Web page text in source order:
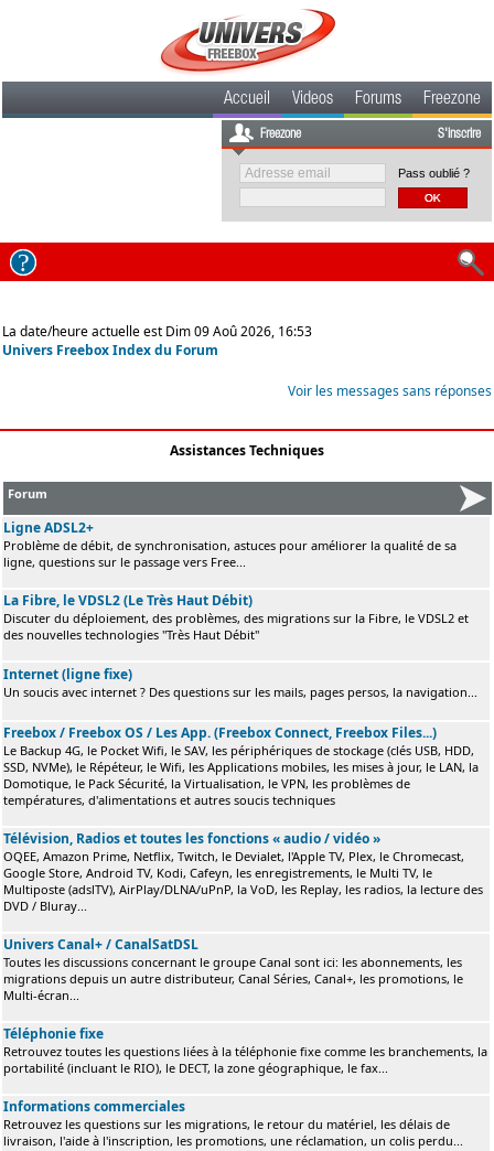
Accueil Videos Forums Freezone
Freezone S'inscrire
Pass oublié ?
La date/heure actuelle est Dim 09 Aoû 2026, 16:53
Univers Freebox Index du Forum
Voir les messages sans réponses
Assistances Techniques
Forum
Ligne ADSL2+
Problème de débit, de synchronisation, astuces pour améliorer la qualité de sa
ligne, questions sur le passage vers Free...
La Fibre, le VDSL2 (Le Très Haut Débit)
Discuter du déploiement, des problèmes, des migrations sur la Fibre, le VDSL2 et
des nouvelles technologies "Très Haut Débit"
Internet (ligne fixe)
Un soucis avec internet ? Des questions sur les mails, pages persos, la navigation...
Freebox / Freebox OS / Les App. (Freebox Connect, Freebox Files...)
Le Backup 4G, le Pocket Wifi, le SAV, les périphériques de stockage (clés USB, HDD,
SSD, NVMe), le Répéteur, le Wifi, les Applications mobiles, les mises à jour, le LAN, la
Domotique, le Pack Sécurité, la Virtualisation, le VPN, les problèmes de
températures, d'alimentations et autres soucis techniques
Télévision, Radios et toutes les fonctions « audio / vidéo »
OQEE, Amazon Prime, Netflix, Twitch, le Devialet, l'Apple TV, Plex, le Chromecast,
Google Store, Android TV, Kodi, Cafeyn, les enregistrements, le Multi TV, le
Multiposte (adslTV), AirPlay/DLNA/uPnP, la VoD, les Replay, les radios, la lecture des
DVD / Bluray...
Univers Canal+ / CanalSatDSL
Toutes les discussions concernant le groupe Canal sont ici: les abonnements, les
migrations depuis un autre distributeur, Canal Séries, Canal+, les promotions, le
Multi-écran...
Téléphonie fixe
Retrouvez toutes les questions liées à la téléphonie fixe comme les branchements, la
portabilité (incluant le RIO), le DECT, la zone géographique, le fax...
Informations commerciales
Retrouvez les questions sur les migrations, le retour du matériel, les délais de
livraison, l'aide à l'inscription, les promotions, une réclamation, un colis perdu...